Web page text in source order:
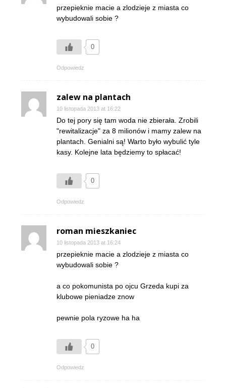
przepieknie macie a zlodzieje z miasta co
wybudowali sobie ?
0
Odpowiedz
zalew na plantach
10 listopada 2013 at 16:22
Do tej pory się tam woda nie zbierała. Zrobili
"rewitalizacje" za 8 milionów i mamy zalew na
plantach. Genialni są! Warto było wybulić tyle
kasy. Kolejne lata będziemy to spłacać!
0
Odpowiedz
roman mieszkaniec
10 listopada 2013 at 16:24
przepieknie macie a zlodzieje z miasta co
wybudowali sobie ?
a co pokomunista po ojcu Grzeda kupi za
klubowe pieniadze znow
pewnie pola ryzowe ha ha
0
Odpowiedz